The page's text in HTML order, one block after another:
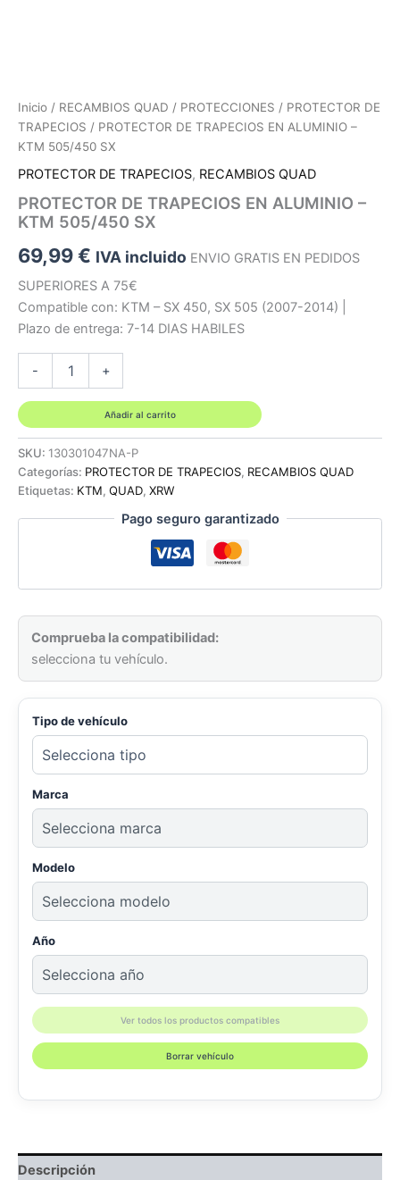
Inicio / RECAMBIOS QUAD / PROTECCIONES / PROTECTOR DE
TRAPECIOS / PROTECTOR DE TRAPECIOS EN ALUMINIO –
KTM 505/450 SX
PROTECTOR DE TRAPECIOS, RECAMBIOS QUAD
PROTECTOR DE TRAPECIOS EN ALUMINIO –
KTM 505/450 SX
69,99€ IVA incluido ENVIO GRATIS EN PEDIDOS
SUPERIORES A 75€
Compatible con: KTM – SX 450, SX 505 (2007-2014) |
Plazo de entrega: 7-14 DIAS HABILES
-
EN
ALUMINIO
-
KTM
505/450
cantidad
+
Añadir al carrito
SKU: 130301047NA-P
Categorías: PROTECTOR DE TRAPECIOS, RECAMBIOS QUAD
Etiquetas: KTM, QUAD, XRW
Pago seguro garantizado
Comprueba la compatibilidad:
selecciona tu vehículo.
Tipo de vehículo
Marca
Modelo
Año
Ver todos los productos compatibles
Borrar vehículo
Descripción